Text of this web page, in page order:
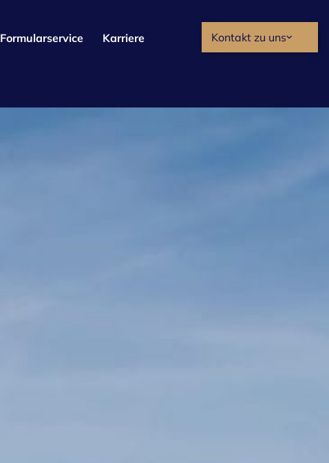
Formularservice Karriere Kontakt zu uns